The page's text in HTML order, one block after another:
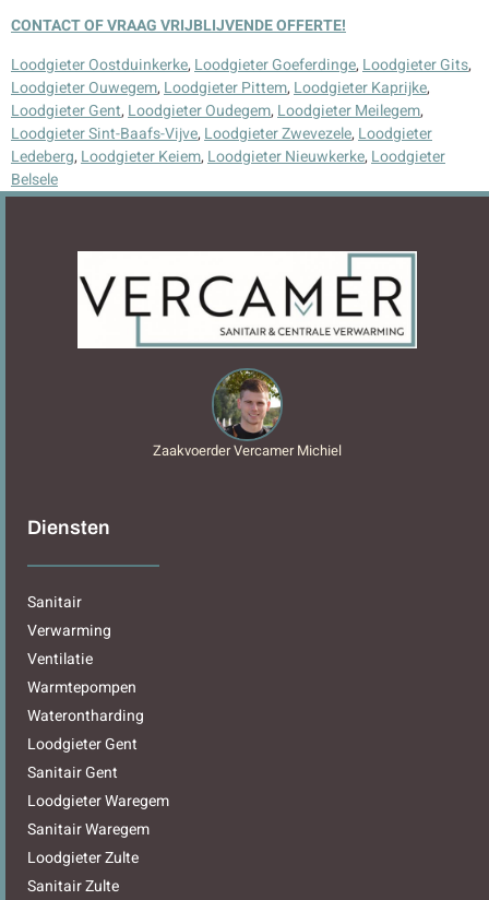
CONTACT OF VRAAG VRIJBLIJVENDE OFFERTE!
Loodgieter Oostduinkerke, Loodgieter Goeferdinge, Loodgieter Gits,
Loodgieter Ouwegem, Loodgieter Pittem, Loodgieter Kaprijke,
Loodgieter Gent, Loodgieter Oudegem, Loodgieter Meilegem,
Loodgieter Sint-Baafs-Vijve, Loodgieter Zwevezele, Loodgieter
Ledeberg, Loodgieter Keiem, Loodgieter Nieuwkerke, Loodgieter
Belsele
Zaakvoerder Vercamer Michiel
Diensten
Sanitair
Verwarming
Ventilatie
Warmtepompen
Waterontharding
Loodgieter Gent
Sanitair Gent
Loodgieter Waregem
Sanitair Waregem
Loodgieter Zulte
Sanitair Zulte